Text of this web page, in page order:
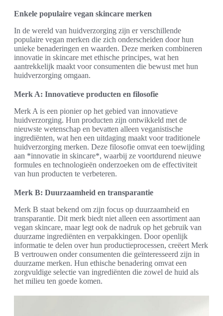
Enkele populaire vegan skincare merken
In de wereld van huidverzorging zijn er verschillende
populaire vegan merken die zich onderscheiden door hun
unieke benaderingen en waarden. Deze merken combineren
innovatie in skincare met ethische principes, wat hen
aantrekkelijk maakt voor consumenten die bewust met hun
huidverzorging omgaan.
Merk A: Innovatieve producten en filosofie
Merk A is een pionier op het gebied van innovatieve
huidverzorging. Hun producten zijn ontwikkeld met de
nieuwste wetenschap en bevatten alleen veganistische
ingrediënten, wat hen een uitdaging maakt voor traditionele
huidverzorging merken. Deze filosofie omvat een toewijding
aan *innovatie in skincare*, waarbij ze voortdurend nieuwe
formules en technologieën onderzoeken om de effectiviteit
van hun producten te verbeteren.
Merk B: Duurzaamheid en transparantie
Merk B staat bekend om zijn focus op duurzaamheid en
transparantie. Dit merk biedt niet alleen een assortiment aan
vegan skincare, maar legt ook de nadruk op het gebruik van
duurzame ingrediënten en verpakkingen. Door openlijk
informatie te delen over hun productieprocessen, creëert Merk
B vertrouwen onder consumenten die geïnteresseerd zijn in
duurzame merken. Hun ethische benadering omvat een
zorgvuldige selectie van ingrediënten die zowel de huid als
het milieu ten goede komen.